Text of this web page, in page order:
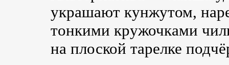
украшают кунжутом,
тонкими кружочками
на плоской тарелке